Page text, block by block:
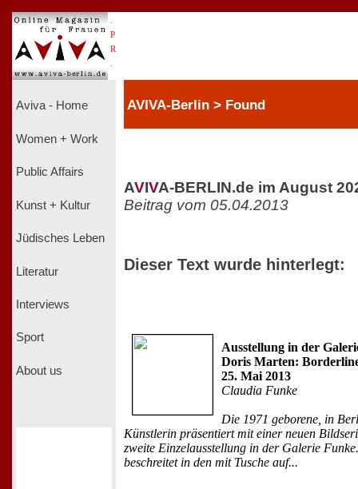
P
R
Aviva - Home
Women + Work
Public Affairs
Kunst + Kultur
Jüdisches Leben
Literatur
Interviews
Sport
About us
AVIVA-Berlin > Found
AVIVA-BERLIN.de im August
Beitrag vom 05.04.2013
Dieser Text wurde hinterlegt:
Ausstellung in der
Doris Marten:
25. Mai 2013
Claudia Funke
Die 1971 geborene, in
Künstlerin präsentiert mit einer neuen
zweite Einzelausstellung in der Galerie
beschreitet in den mit Tusche auf...